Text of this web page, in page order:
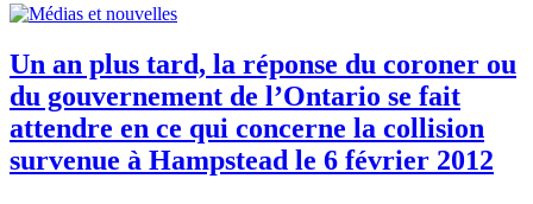
Un an plus tard, la réponse du coroner ou
du gouvernement de l’Ontario se fait
attendre en ce qui concerne la collision
survenue à Hampstead le 6 février 2012